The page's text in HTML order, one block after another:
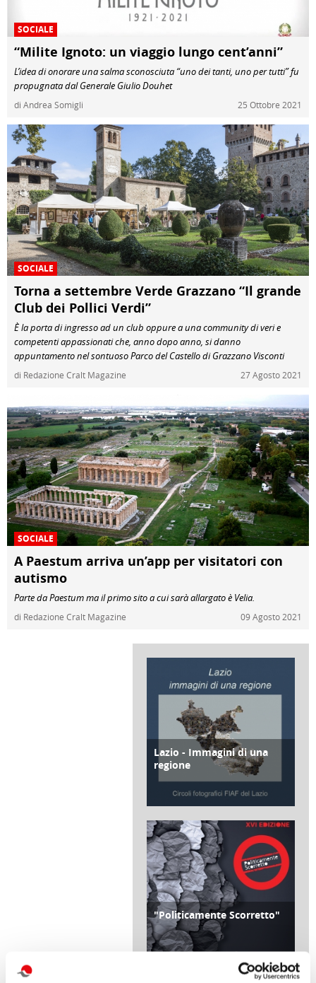
SOCIALE
“Milite Ignoto: un viaggio lungo cent’anni”
L’idea di onorare una salma sconosciuta “uno dei tanti, uno per tutti” fu
propugnata dal Generale Giulio Douhet
di Andrea Somigli 25 Ottobre 2021
SOCIALE
Torna a settembre Verde Grazzano “Il grande
Club dei Pollici Verdi”
È la porta di ingresso ad un club oppure a una community di veri e
competenti appassionati che, anno dopo anno, si danno
appuntamento nel sontuoso Parco del Castello di Grazzano Visconti
di Redazione Cralt Magazine 27 Agosto 2021
SOCIALE
A Paestum arriva un’app per visitatori con
autismo
Parte da Paestum ma il primo sito a cui sarà allargato è Velia.
di Redazione Cralt Magazine 09 Agosto 2021
SOCIALE
Lazio - Immagini di una
regione
31 Luglio 2021
SOCIALE
"Politicamente Scorretto"
di Redazione Cralt Magazine